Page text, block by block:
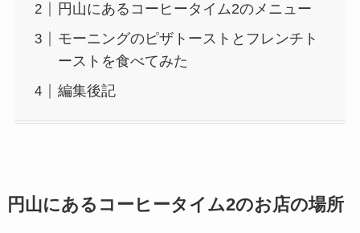
円山にあるコーヒータイム2のメニュー
モーニングのピザトーストとフレンチト
ーストを食べてみた
編集後記
円山にあるコーヒータイム2のお店の場所